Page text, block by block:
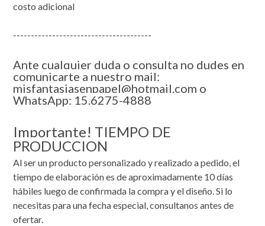
costo adicional
---------------------------------------
Ante cualquier duda o consulta no dudes en
comunicarte a nuestro mail:
misfantasiasenpapel@hotmail.com o
WhatsApp: 15.6275-4888
Importante! TIEMPO DE
PRODUCCION
Al ser un producto personalizado y realizado a pedido, el
tiempo de elaboración es de aproximadamente 10 días
hábiles luego de confirmada la compra y el diseño. Si lo
necesitas para una fecha especial, consultanos antes de
ofertar.